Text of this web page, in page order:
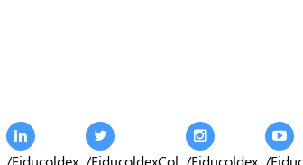
/Fiducoldex /FiducoldexCol /Fiducoldex /